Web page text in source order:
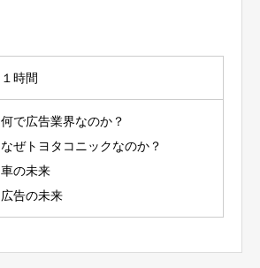
１時間
何で広告業界なのか？
なぜトヨタコニックなのか？
車の未来
広告の未来